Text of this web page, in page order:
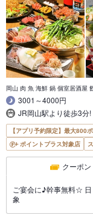
岡山 肉 魚 海鮮 鍋 個室居酒屋
3001～4000円
JR岡山駅より徒歩3分!
【アプリ予約限定】最大800
ポイントプラス対象店
クーポン
ご宴会に♪幹事無料☆
象